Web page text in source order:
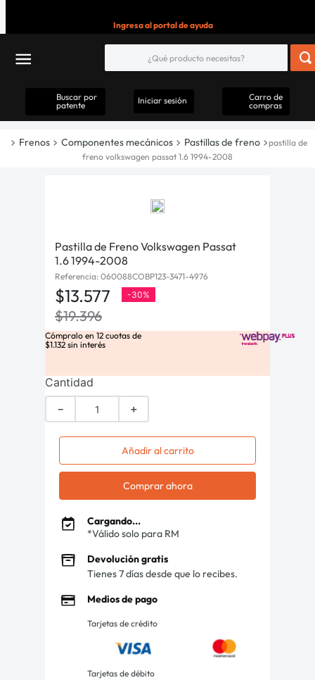
Ingresa al portal de ayuda
Buscar por
patente
Iniciar sesión
Carro de
compras
Frenos Componentes mecánicos Pastillas de freno
pastilla de
freno volkswagen passat 1.6 1994-2008
Pastilla de Freno Volkswagen Passat
1.6 1994-2008
Referencia: 060088COBP123-3471-4976
$13.577 -30%
$19.396
Cómpralo en 12 cuotas de
$1.132 sin interés
Cantidad
＋
－
Añadir al carrito
Comprar ahora
Cargando...
*Válido solo para RM
Devolución gratis
Tienes 7 días desde que lo recibes.
Medios de pago
Tarjetas de crédito
Tarjetas de débito